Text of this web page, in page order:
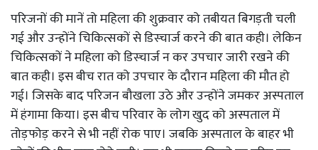
परिजनों की मानें तो महिला की शुक्रवार को तबीयत बिगड़ती चली
गई और उन्होंने चिकित्सकों से डिस्चार्ज करने की बात कही। लेकिन
चिकित्सकों ने महिला को डिस्चार्ज न कर उपचार जारी रखने की
बात कही। इस बीच रात को उपचार के दौरान महिला की मौत हो
गई। जिसके बाद परिजन बौखला उठे और उन्होंने जमकर अस्पताल
में हंगामा किया। इस बीच परिवार के लोग खुद को अस्पताल में
तोड़फोड़ करने से भी नहीं रोक पाए। जबकि अस्पताल के बाहर भी